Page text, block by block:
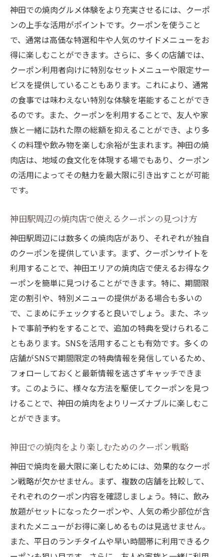
神田での焼肉グルメ体験をより充実させるには、クーポ
ンの上手な活用がポイントです。クーポンを使うこと
で、通常は高価な特選和牛や人気のサイドメニューをお
得に楽しむことができます。さらに、多くの店舗では、
クーポン利用者向けに特別なセットメニューや限定サー
ビスを提供していることもあります。これにより、通常
の食事では味わえない特別な体験を堪能することができ
るのです。また、クーポンを利用することで、友人や家
族と一緒に訪れた際の総額を抑えることができ、より多
くの料理や飲み物を楽しむ余裕が生まれます。神田の焼
肉店は、地域の食文化を体現する場でもあり、クーポン
の活用によってその魅力を最大限に引き出すことが可能
です。
神田駅周辺の焼肉店で使えるクーポンの見つけ方
神田駅周辺には数多くの焼肉店があり、それぞれが独自
のクーポンを提供しています。まず、クーポンサイトを
利用することで、神田エリアの焼肉店で使えるお得なク
ーポンを簡単に見つけることができます。特に、期間限
定の割引や、特別メニューの提供がある場合も多いの
で、こまめにチェックすると良いでしょう。また、ネッ
トで事前予約をすることで、追加の特典を受けられるこ
ともあります。SNSを活用することも有効です。多くの
店舗がSNSで期間限定の特典情報を発信しているため、
フォローしておくと最新情報を逃さずキャッチできま
す。このように、様々な方法を駆使してクーポンを見つ
けることで、神田の焼肉をよりリーズナブルに楽しむこ
とができます。
神田での焼肉をより楽しむためのクーポン戦略
神田で焼肉を最大限に楽しむためには、効果的なクーポ
ン戦略が欠かせません。まず、複数の店舗を比較して、
それぞれのクーポン内容を確認しましょう。特に、飲み
放題がセットになったクーポンや、人気の希少部位が含
まれたメニューがお得に楽しめるものは見逃せません。
また、平日のランチタイムや早い時間帯に利用できるク